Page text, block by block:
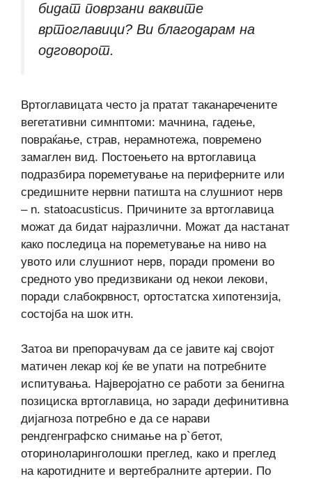
бидат поврзани ваквите
вртоглавици? Ви благодарам на
одговорот.
Вртоглавицата често ја пратат таканаречените
вегетативни симнптоми: мачнина, гадење,
повраќање, страв, нерамнотежа, повремено
замаглен вид. Постоењето на вртоглавица
подразбира пореметување на периферните или
средишните нервни патишта на слушниот нерв
– n. statoacusticus. Причините за вртоглавица
можат да бидат најразлични. Можат да настанат
како последица на пореметување на ниво на
увото или слушниот нерв, поради промени во
средното уво предизвикани од некои лекови,
поради слабокрвност, ортостатска хипотензија,
состојба на шок итн.
Затоа ви препорачувам да се јавите кај својот
матичен лекар кој ќе ве упати на потребните
испитувања. Најверојатно се работи за бенигна
позициска вртоглавица, но заради дефинитивна
дијагноза потребно е да се нарави
рендгенграфско снимање на р`бетот,
оториноларинголошки преглед, како и преглед
на каротидните и вертебралните артерии. По